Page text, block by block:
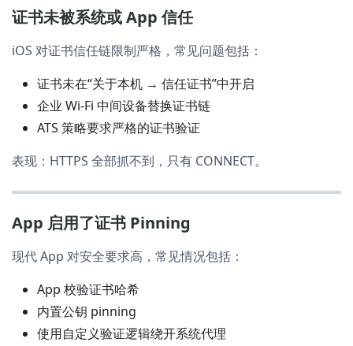
证书未被系统或 App 信任
iOS 对证书信任链限制严格，常见问题包括：
证书未在“关于本机 → 信任证书”中开启
企业 Wi-Fi 中间设备替换证书链
ATS 策略要求严格的证书验证
表现：HTTPS 全部抓不到，只有 CONNECT。
App 启用了证书 Pinning
现代 App 对安全要求高，常见情况包括：
App 校验证书哈希
内置公钥 pinning
使用自定义验证逻辑绕开系统代理